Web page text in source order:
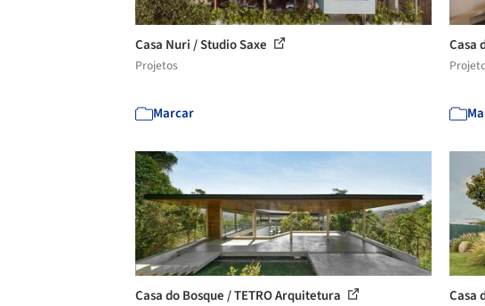
Casa Nuri / Studio Saxe
Projetos
Marcar
Casa
Casa do Bosque / TETRO Arquitetura Casa